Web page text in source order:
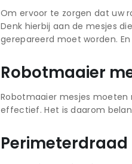
Om ervoor te zorgen dat uw
Denk hierbij aan de mesjes
gerepareerd moet worden.
Robotmaaier
Robotmaaier mesjes moeten
effectief. Het is daarom
Perimeterdraad